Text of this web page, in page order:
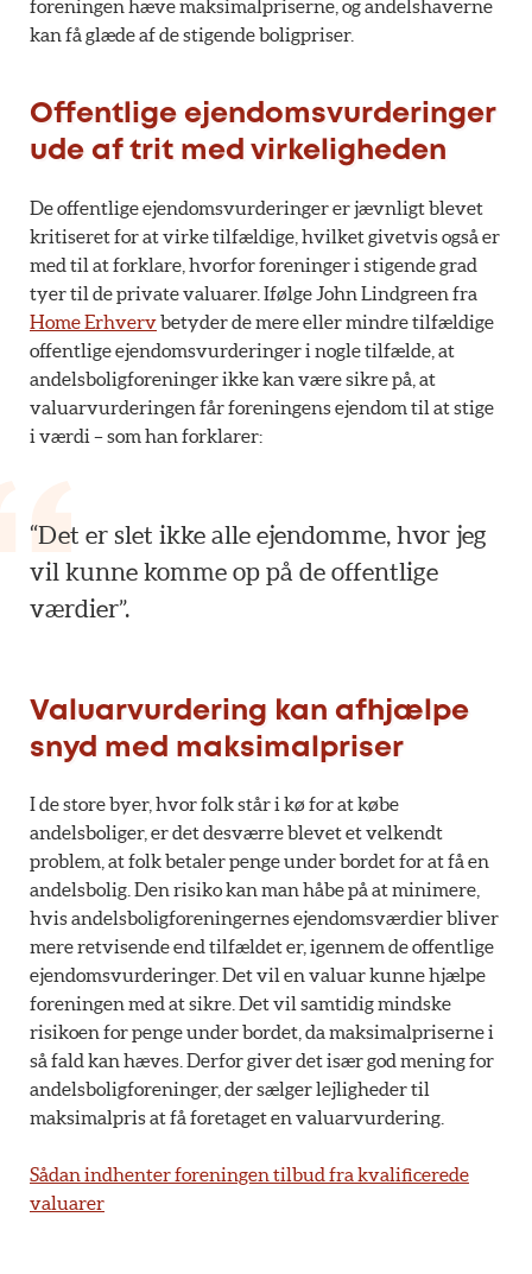
foreningen hæve maksimalpriserne, og andelshaverne
kan få glæde af de stigende boligpriser.
Offentlige ejendomsvurderinger
ude af trit med virkeligheden
De offentlige ejendomsvurderinger er jævnligt blevet
kritiseret for at virke tilfældige, hvilket givetvis også er
med til at forklare, hvorfor foreninger i stigende grad
tyer til de private valuarer. Ifølge John Lindgreen fra
Home Erhvervbetyder de mere eller mindre tilfældige
offentlige ejendomsvurderinger i nogle tilfælde, at
andelsboligforeninger ikke kan være sikre på, at
valuarvurderingen får foreningens ejendom til at stige
i værdi – som han forklarer:
“Det er slet ikke alle ejendomme, hvor jeg
vil kunne komme op på de offentlige
værdier”.
Valuarvurdering kan afhjælpe
snyd med maksimalpriser
I de store byer, hvor folk står i kø for at købe
andelsboliger, er det desværre blevet et velkendt
problem, at folk betaler penge under bordet for at få en
andelsbolig. Den risiko kan man håbe på at minimere,
hvis andelsboligforeningernes ejendomsværdier bliver
mere retvisende end tilfældet er, igennem de offentlige
ejendomsvurderinger. Det vil en valuar kunne hjælpe
foreningen med at sikre. Det vil samtidig mindske
risikoen for penge under bordet, da maksimalpriserne i
så fald kan hæves. Derfor giver det især god mening for
andelsboligforeninger, der sælger lejligheder til
maksimalpris at få foretaget en valuarvurdering.
Sådan indhenter foreningen tilbud fra kvalificerede
valuarer